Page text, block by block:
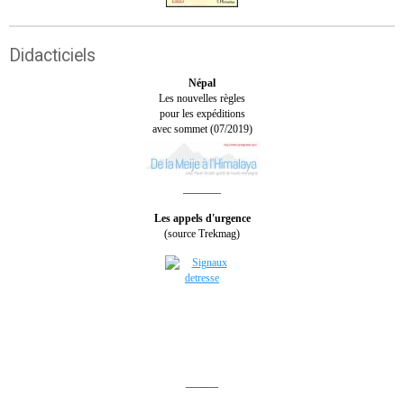
Didacticiels
Népal
Les nouvelles règles
pour les expéditions
avec sommet (07/2019)
Les appels d'urgence
(source Trekmag)